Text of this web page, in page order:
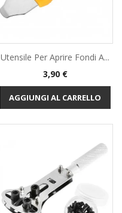
Utensile Per Aprire Fondi A...
Prezzo
3,90 €
AGGIUNGI AL CARRELLO